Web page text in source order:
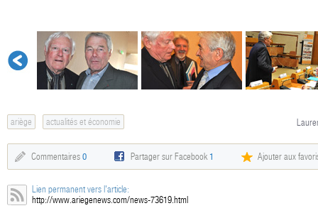
ariège actualités et économie
Commentaires 0 Partager sur Facebook1 Ajouter aux
Lien permanent vers l'article:
http://www.ariegenews.com/news-73619.html